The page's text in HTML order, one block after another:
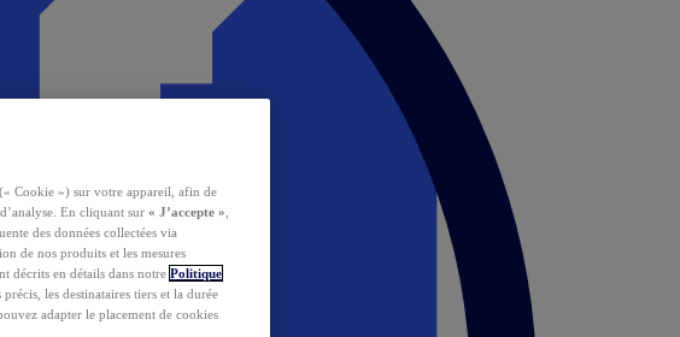
Cookie ») sur votre appareil, afin de
En cliquant sur « J’accepte »
des données collectées via
de nos produits et les mesures
décrits en détails dans notre Politique
les destinataires tiers et la durée
adapter le placement de cookies